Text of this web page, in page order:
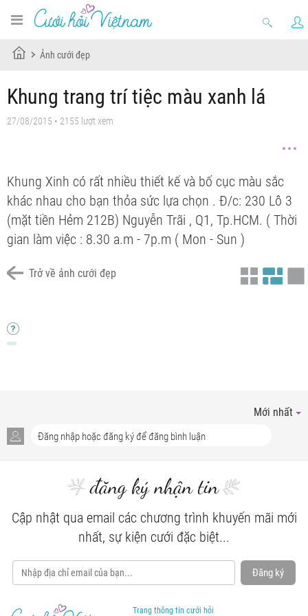
Ảnh cưới đẹp
Khung trang trí tiệc màu xanh lá
27/08/2015 • 2155 lượt xem
Khung Xinh có rất nhiều thiết kế và bố cục màu sắc
khác nhau cho bạn thỏa sức lựa chọn . Đ/c: 230 Lô 3
(mặt tiền Hẻm 212B) Nguyễn Trãi , Q1, Tp.HCM. ( Thời
gian làm việc : 8.30 a.m - 7p.m ( Mon - Sun )
Trở về ảnh cưới đẹp
Chưa có tiêu đề
Chưa có tiêu đề
Chưa có tiêu đề
Chưa có tiêu đề
Chưa có tiêu đề
Chưa có tiêu đề
Chưa có tiêu đề
Chưa có tiêu đề
Chưa có tiêu đề
Chưa có tiêu đề
Chưa có tiêu đề
Chưa có tiêu đề
Chưa có tiêu đề
Chưa có tiêu đề
Chưa có tiêu đề
Mới nhất
đăng ký nhận tin
Cập nhật qua email các chương trình khuyến mãi mới
nhất, sự kiện cưới đặc biệt...
Đăng ký
Trang thông tin cưới hỏi